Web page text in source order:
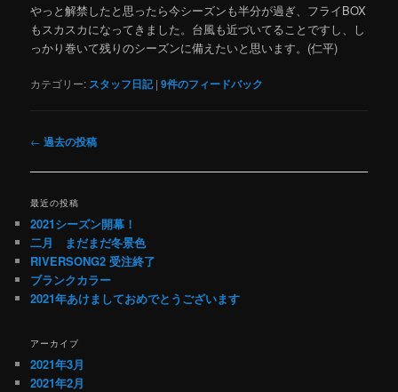
やっと解禁したと思ったら今シーズンも半分が過ぎ、フライBOX
もスカスカになってきました。台風も近づいてることですし、し
っかり巻いて残りのシーズンに備えたいと思います。(仁平)
カテゴリー: スタッフ日記 |9件のフィードバック
投
ナ
ビ
ゲ
ー
シ
ョ
ン
← 過去の投稿
最近の投稿
2021シーズン開幕！
二月 まだまだ冬景色
RIVERSONG2 受注終了
ブランクカラー
2021年あけましておめでとうございます
アーカイブ
2021年3月
2021年2月